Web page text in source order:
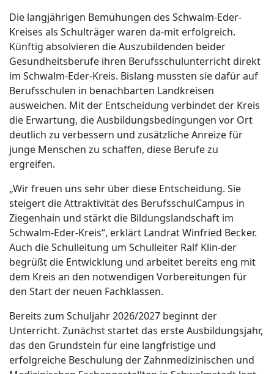
Die langjährigen Bemühungen des Schwalm-Eder-
Kreises als Schulträger waren da-mit erfolgreich.
Künftig absolvieren die Auszubildenden beider
Gesundheitsberufe ihren Berufsschulunterricht direkt
im Schwalm-Eder-Kreis. Bislang mussten sie dafür auf
Berufsschulen in benachbarten Landkreisen
ausweichen. Mit der Entscheidung verbindet der Kreis
die Erwartung, die Ausbildungsbedingungen vor Ort
deutlich zu verbessern und zusätzliche Anreize für
junge Menschen zu schaffen, diese Berufe zu
ergreifen.
„Wir freuen uns sehr über diese Entscheidung. Sie
steigert die Attraktivität des BerufsschulCampus in
Ziegenhain und stärkt die Bildungslandschaft im
Schwalm-Eder-Kreis“, erklärt Landrat Winfried Becker.
Auch die Schulleitung um Schulleiter Ralf Klin-der
begrüßt die Entwicklung und arbeitet bereits eng mit
dem Kreis an den notwendigen Vorbereitungen für
den Start der neuen Fachklassen.
Bereits zum Schuljahr 2026/2027 beginnt der
Unterricht. Zunächst startet das erste Ausbildungsjahr,
das den Grundstein für eine langfristige und
erfolgreiche Beschulung der Zahnmedizinischen und